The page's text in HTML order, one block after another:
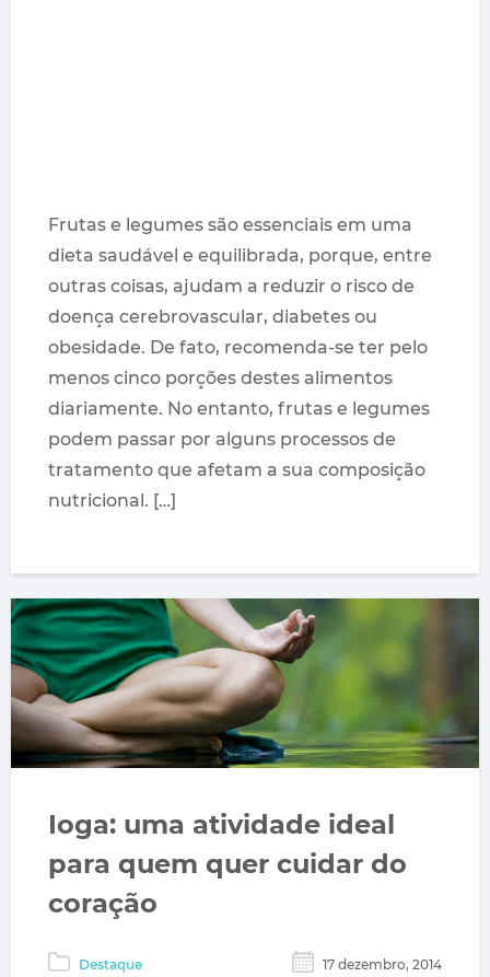
Frutas e legumes são essenciais em uma
dieta saudável e equilibrada, porque, entre
outras coisas, ajudam a reduzir o risco de
doença cerebrovascular, diabetes ou
obesidade. De fato, recomenda-se ter pelo
menos cinco porções destes alimentos
diariamente. No entanto, frutas e legumes
podem passar por alguns processos de
tratamento que afetam a sua composição
nutricional. […]
Ioga: uma atividade ideal
para quem quer cuidar do
coração
Destaque 17 dezembro, 2014